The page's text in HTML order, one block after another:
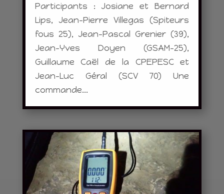
Participants : Josiane et Bernard
Lips, Jean-Pierre Villegas (Spiteurs
fous 25), Jean-Pascal Grenier (39),
Jean-Yves Doyen (GSAM-25),
Guillaume Caël de la CPEPESC et
Jean-Luc Géral (SCV 70) Une
commande...